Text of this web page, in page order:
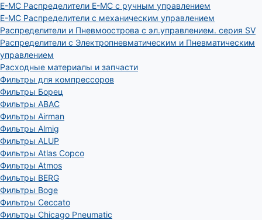
E-MC Распределители E-MC с ручным управлением
E-MC Распределители с механическим управлением
Распределители и Пневмоострова с эл.управлением. серия SV
Распределители с Электропневматическим и Пневматическим
управлением
Расходные материалы и запчасти
Фильтры для компрессоров
Фильтры Борец
Фильтры ABAC
Фильтры Airman
Фильтры Almig
Фильтры ALUP
Фильтры Atlas Copco
Фильтры Atmos
Фильтры BERG
Фильтры Boge
Фильтры Ceccato
Фильтры Chicago Pneumatic